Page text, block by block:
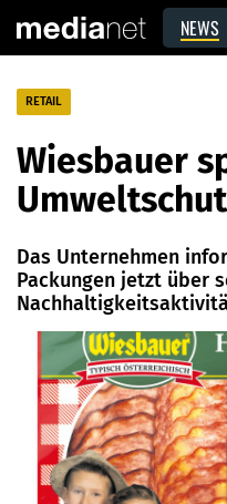
NEWS
RETAIL
Wiesbauer
Das Unternehmen
Packungen jetzt über